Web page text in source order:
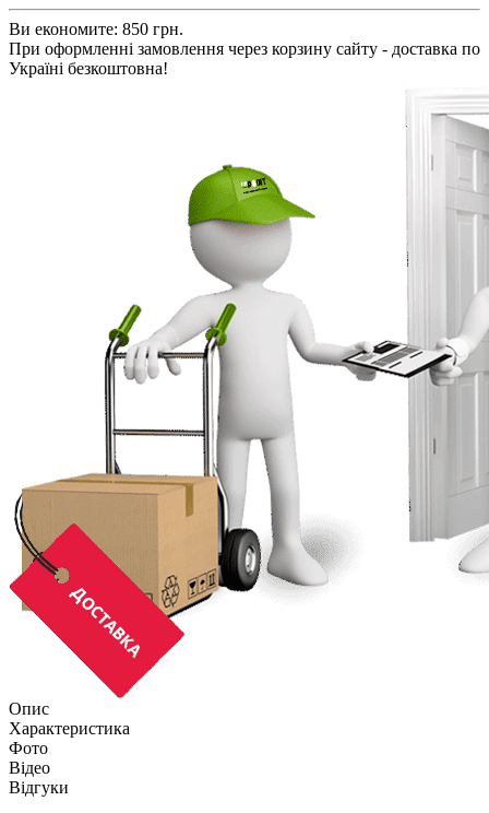
Ви економите: 850 грн.
При оформленні замовлення через корзину сайту - доставка по
Україні безкоштовна!
Опис
Характеристика
Фото
Відео
Відгуки